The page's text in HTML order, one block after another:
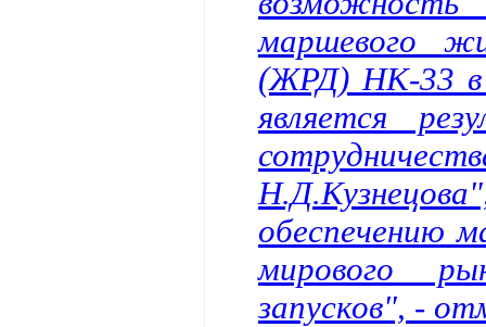
маршевого
(ЖРД) НК-33 в
является
обеспечению
мирового
запусков", -